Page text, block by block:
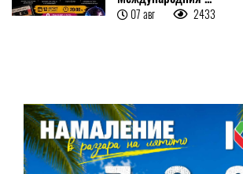
07 авг 2433